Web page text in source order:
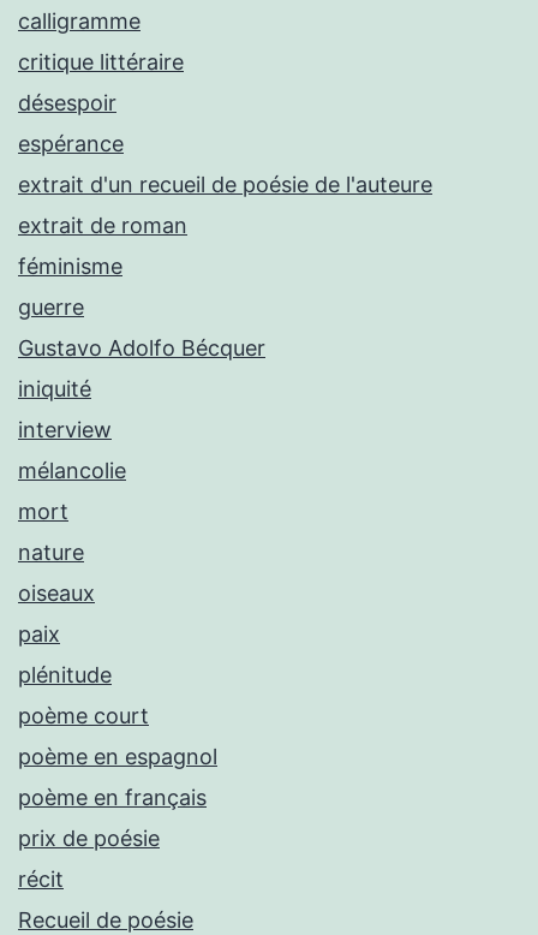
calligramme
critique littéraire
désespoir
espérance
extrait d'un recueil de poésie de l'auteure
extrait de roman
féminisme
guerre
Gustavo Adolfo Bécquer
iniquité
interview
mélancolie
mort
nature
oiseaux
paix
plénitude
poème court
poème en espagnol
poème en français
prix de poésie
récit
Recueil de poésie